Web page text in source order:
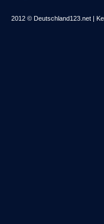
2012 © Deutschland123.net |